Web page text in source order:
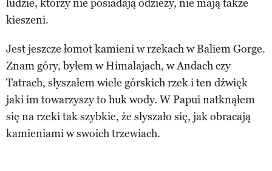
ludzie, którzy nie posiadają odzieży, nie mają także
kieszeni.
Jest jeszcze łomot kamieni w rzekach w Baliem Gorge.
Znam góry, byłem w Himalajach, w Andach czy
Tatrach, słyszałem wiele górskich rzek i ten dźwięk
jaki im towarzyszy to huk wody. W Papui natknąłem
się na rzeki tak szybkie, że słyszało się, jak obracają
kamieniami w swoich trzewiach.